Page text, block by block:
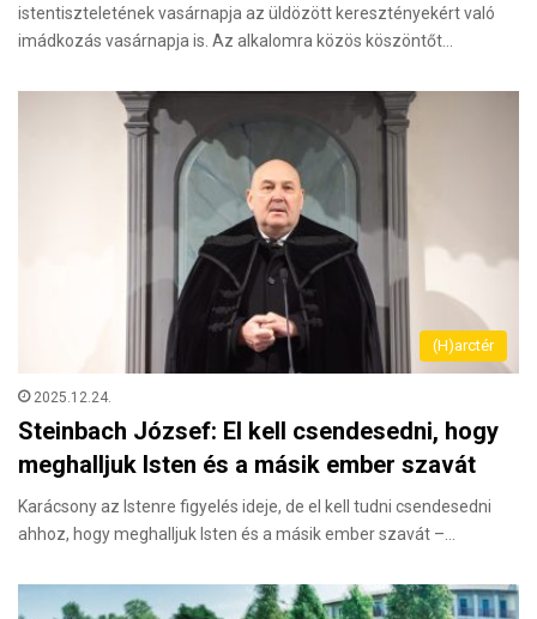
istentiszteletének vasárnapja az üldözött keresztényekért való
imádkozás vasárnapja is. Az alkalomra közös köszöntőt…
(H)arctér
2025.12.24.
Steinbach József: El kell csendesedni, hogy
meghalljuk Isten és a másik ember szavát
Karácsony az Istenre figyelés ideje, de el kell tudni csendesedni
ahhoz, hogy meghalljuk Isten és a másik ember szavát –…